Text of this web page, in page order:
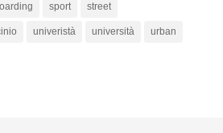
sport street
univeristà università urban